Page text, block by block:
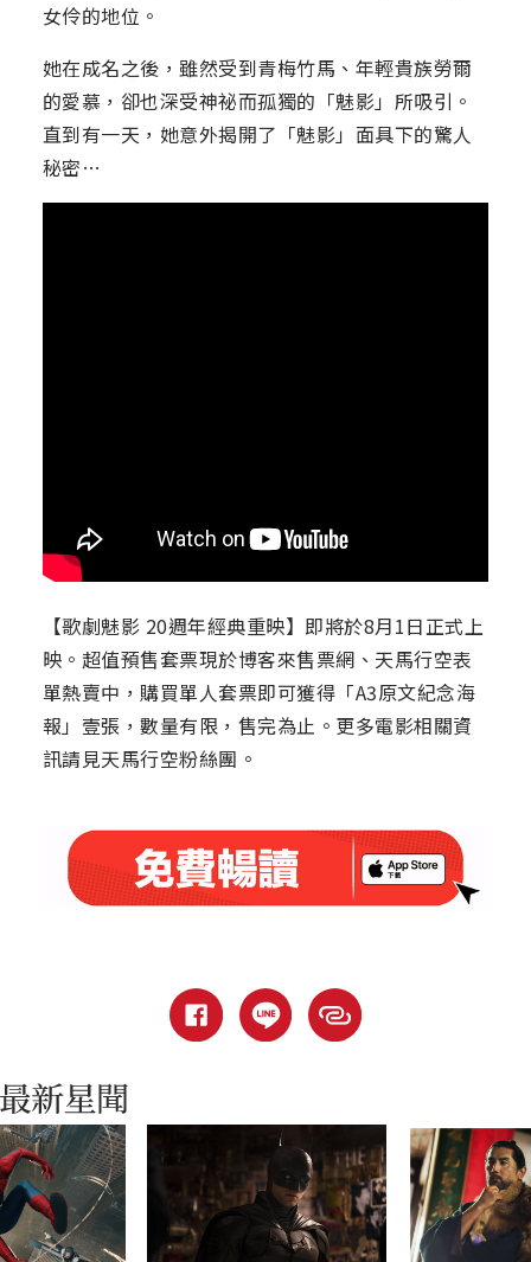
女伶的地位。
她在成名之後，雖然受到青梅竹馬、年輕貴族勞爾
的愛慕，卻也深受神祕而孤獨的「魅影」所吸引。
直到有一天，她意外揭開了「魅影」面具下的驚人
秘密…
【歌劇魅影 20週年經典重映】即將於8月1日正式上
映。超值預售套票現於博客來售票網、天馬行空表
單熱賣中，購買單人套票即可獲得「A3原文紀念海
報」壹張，數量有限，售完為止。更多電影相關資
訊請見天馬行空粉絲團。